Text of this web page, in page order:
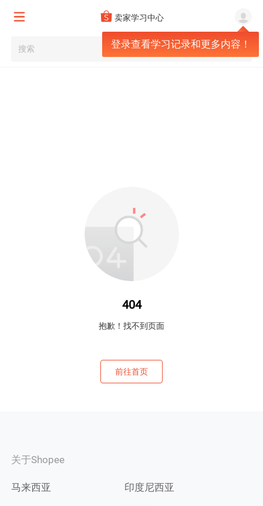
卖家学习中心
登录查看学习记录和更多内容！
404
抱歉！找不到页面
前往首页
关于Shopee
马来西亚 印度尼西亚